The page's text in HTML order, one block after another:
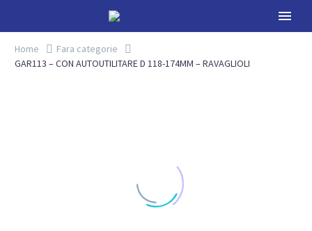
Home
Fara categorie
GAR113 – CON AUTOUTILITARE D 118-174MM – RAVAGLIOLI